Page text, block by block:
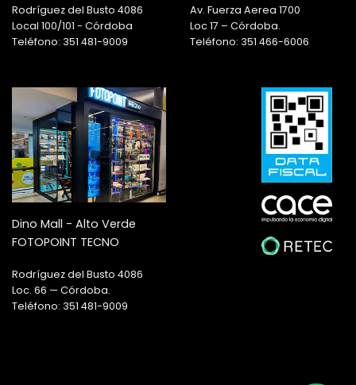
Rodríguez del Busto 4086
Local 100/101 - Córdoba
Teléfono: 351 481-9009
Av. Fuerza Aerea 1700
Loc 17 – Córdoba.
Teléfono: 351 466-6006
Dino Mall - Alto Verde
FOTOPOINT TECNO
Rodríguez del Busto 4086
Loc. 66 — Córdoba.
Teléfono: 351 481-9009